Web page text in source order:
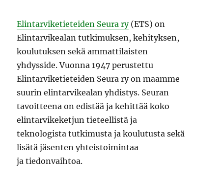
Elintarviketieteiden Seura ry(ETS) on
Elintarvikealan tutkimuksen, kehityksen,
koulutuksen sekä ammattilaisten
yhdysside. Vuonna 1947 perustettu
Elintarviketieteiden Seura ry on maamme
suurin elintarvikealan yhdistys. Seuran
tavoitteena on edistää ja kehittää koko
elintarvikeketjun tieteellistä ja
teknologista tutkimusta ja koulutusta sekä
lisätä jäsenten yhteistoimintaa
ja tiedonvaihtoa.